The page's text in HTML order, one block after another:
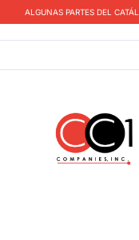
ALGUNAS PARTES DEL